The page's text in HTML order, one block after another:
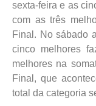
sexta-feira e as
com as três
Final. No sábado
cinco melhores
melhores na
Final, que
total da categoria